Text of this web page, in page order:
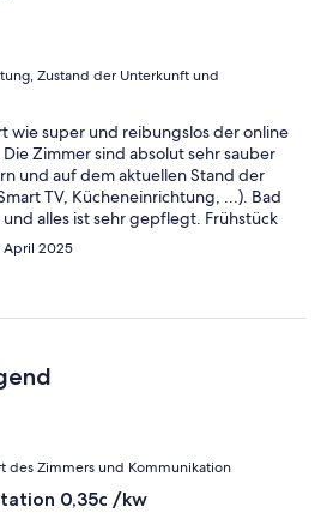
Zustand der Unterkunft und
wie super und reibungslos der online
Zimmer sind absolut sehr sauber
und auf dem aktuellen Stand der
TV, Kücheneinrichtung, ...). Bad
alles ist sehr gepflegt. Frühstück
und es wird immer sehr
fast leer ist. Das Personal beim
und hilfsbereit. Alles im allem
April 2025
des Zimmers und Kommunikation
0,35c /kw